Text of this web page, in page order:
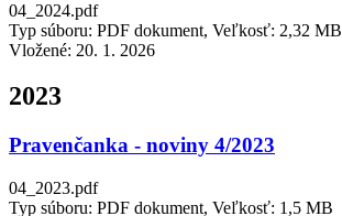
04_2024.pdf
Typ súboru: PDF dokument, Veľkosť: 2,32 MB
Vložené: 20. 1. 2026
2023
Pravenčanka - noviny 4/2023
04_2023.pdf
Typ súboru: PDF dokument, Veľkosť: 1,5 MB